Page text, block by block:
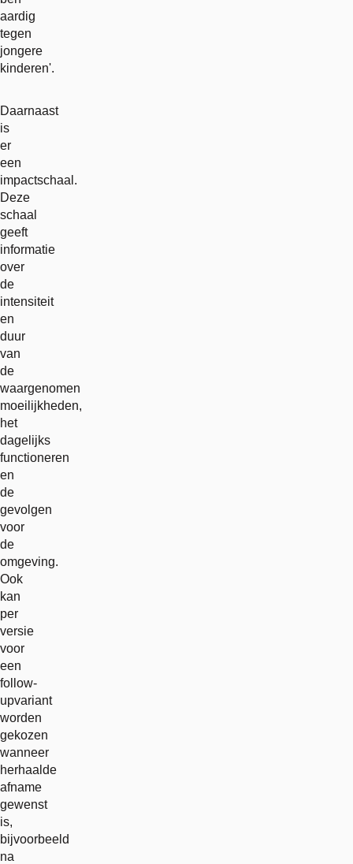
aardig
tegen
jongere
kinderen'.
Daarnaast
is
er
een
impactschaal.
Deze
schaal
geeft
informatie
over
de
intensiteit
en
duur
van
de
waargenomen
moeilijkheden,
het
dagelijks
functioneren
en
de
gevolgen
voor
de
omgeving.
Ook
kan
per
versie
voor
een
follow-
upvariant
worden
gekozen
wanneer
herhaalde
afname
gewenst
is,
bijvoorbeeld
na